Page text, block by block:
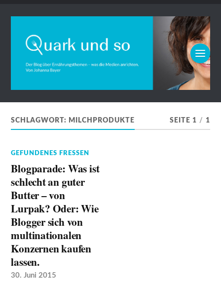
SCHLAGWORT: MILCHPRODUKTE SEITE 1 / 1
GEFUNDENES FRESSEN
Blogparade: Was ist
schlecht an guter
Butter – von
Lurpak? Oder: Wie
Blogger sich von
multinationalen
Konzernen kaufen
lassen.
30. Juni 2015